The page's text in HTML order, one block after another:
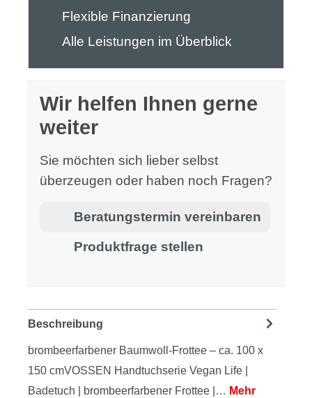
Flexible Finanzierung
Alle Leistungen im Überblick
Wir helfen Ihnen gerne
weiter
Sie möchten sich lieber selbst
überzeugen oder haben noch Fragen?
Beratungstermin vereinbaren
Produktfrage stellen
Beschreibung
brombeerfarbener Baumwoll-Frottee – ca. 100 x
150 cmVOSSEN Handtuchserie Vegan Life |
Badetuch | brombeerfarbener Frottee |… Mehr